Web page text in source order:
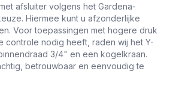
afsluiter volgens het Gardena-
Hiermee kunt u afzonderlijke
Voor toepassingen met hogere druk
controle nodig heeft, raden wij het Y-
3/4" en een kogelkraan.
betrouwbaar en eenvoudig te